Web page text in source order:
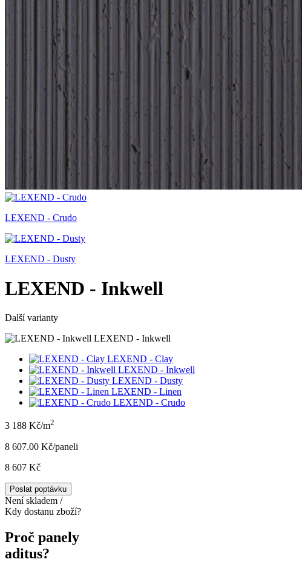
LEXEND - Crudo
LEXEND - Dusty
LEXEND - Inkwell
Další varianty
LEXEND - Inkwell
LEXEND - Clay
LEXEND - Inkwell
LEXEND - Dusty
LEXEND - Linen
LEXEND - Crudo
3 188 Kč/m2
8 607.00 Kč/paneli
8 607 Kč
Poslat poptávku
Není skladem /
Kdy dostanu zboží?
Proč panely
aditus?